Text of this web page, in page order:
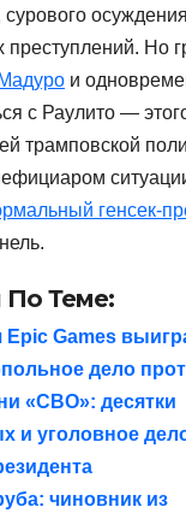
сурового
Но
и
с Раулито —
трамповской
генсек-
Теме:
Epic Games
дело
«СВО»: десятки
и уголовное
чиновник из